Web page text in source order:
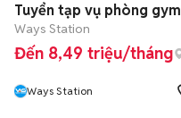
Tuyển tạp vụ phòng gym
Ways Station
Đến 8,49 triệu/tháng
Ways Station